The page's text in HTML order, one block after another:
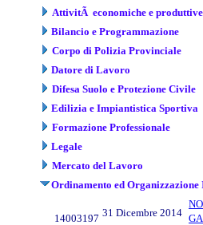
AttivitÃ economiche e produttive
Bilancio e Programmazione
Corpo di Polizia Provinciale
Datore di Lavoro
Difesa Suolo e Protezione Civile
Edilizia e Impiantistica Sportiva
Formazione Professionale
Legale
Mercato del Lavoro
Ordinamento ed
14003197 31 Dicembre 2014